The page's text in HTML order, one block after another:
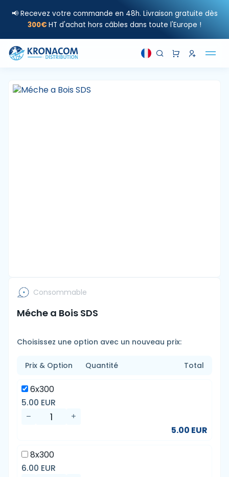
📢 Recevez votre commande en 48h. Livraison gratuite dès
300€ HT d'achat hors câbles dans toute l'Europe !
Consommable
Méche a Bois SDS
Choisissez une option avec un nouveau prix:
Prix & Option Quantité Total
6x300
5.00 EUR
5.00 EUR
8x300
6.00 EUR